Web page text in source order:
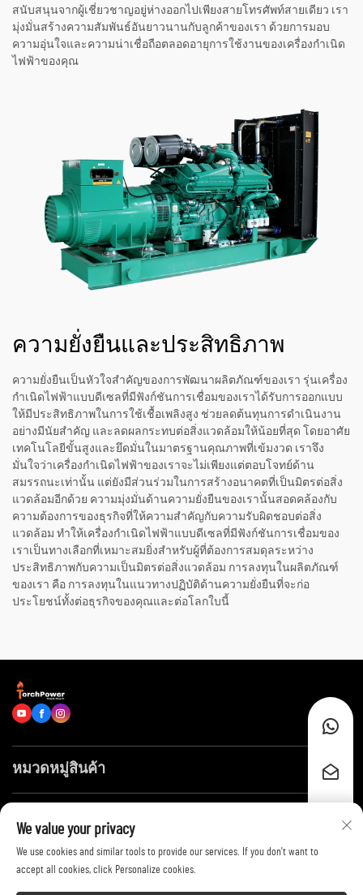
สนับสนุนจากผู้เชี่ยวชาญอยู่ห่างออกไปเพียงสายโทรศัพท์สายเดียว เรา
มุ่งมั่นสร้างความสัมพันธ์อันยาวนานกับลูกค้าของเรา ด้วยการมอบ
ความอุ่นใจและความน่าเชื่อถือตลอดอายุการใช้งานของเครื่องกำเนิด
ไฟฟ้าของคุณ
ความยั่งยืนและประสิทธิภาพ
ความยั่งยืนเป็นหัวใจสำคัญของการพัฒนาผลิตภัณฑ์ของเรา รุ่นเครื่อง
กำเนิดไฟฟ้าแบบดีเซลที่มีฟังก์ชันการเชื่อมของเราได้รับการออกแบบ
ให้มีประสิทธิภาพในการใช้เชื้อเพลิงสูง ช่วยลดต้นทุนการดำเนินงาน
อย่างมีนัยสำคัญ และลดผลกระทบต่อสิ่งแวดล้อมให้น้อยที่สุด โดยอาศัย
เทคโนโลยีขั้นสูงและยึดมั่นในมาตรฐานคุณภาพที่เข้มงวด เราจึง
มั่นใจว่าเครื่องกำเนิดไฟฟ้าของเราจะไม่เพียงแต่ตอบโจทย์ด้าน
สมรรถนะเท่านั้น แต่ยังมีส่วนร่วมในการสร้างอนาคตที่เป็นมิตรต่อสิ่ง
แวดล้อมอีกด้วย ความมุ่งมั่นด้านความยั่งยืนของเรานั้นสอดคล้องกับ
ความต้องการของธุรกิจที่ให้ความสำคัญกับความรับผิดชอบต่อสิ่ง
แวดล้อม ทำให้เครื่องกำเนิดไฟฟ้าแบบดีเซลที่มีฟังก์ชันการเชื่อมของ
เราเป็นทางเลือกที่เหมาะสมยิ่งสำหรับผู้ที่ต้องการสมดุลระหว่าง
ประสิทธิภาพกับความเป็นมิตรต่อสิ่งแวดล้อม การลงทุนในผลิตภัณฑ์
ของเรา คือ การลงทุนในแนวทางปฏิบัติด้านความยั่งยืนที่จะก่อ
ประโยชน์ทั้งต่อธุรกิจของคุณและต่อโลกใบนี้
หมวดหมู่สินค้า
ติดต่อเรา
We value your privacy
We use cookies and similar tools to provide our services. If you don't want to
accept all cookies, click Personalize cookies.